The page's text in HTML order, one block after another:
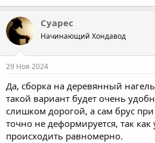
Суарес
Начинающий Хондавод
29 Ноя 2024
Да, сборка на деревянный
такой вариант будет очень
слишком дорогой, а сам брус
точно не деформируется, так как
происходить равномерно.